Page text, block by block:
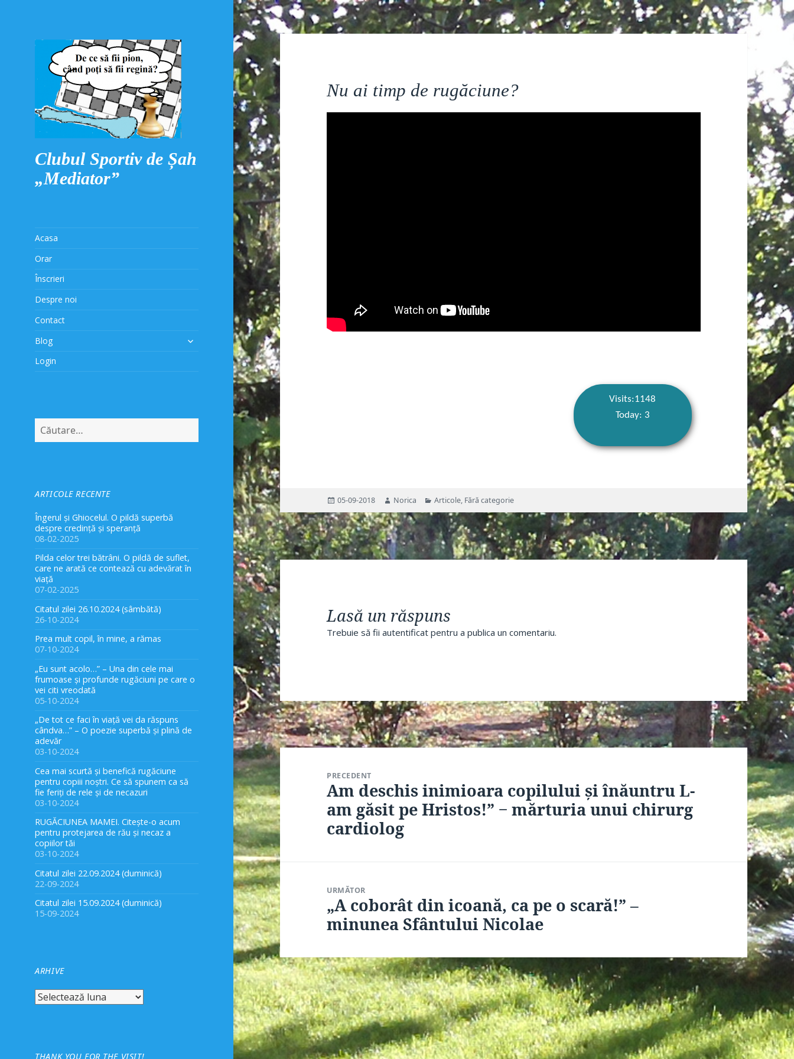
Clubul Sportiv de Șah
„Mediator”
Acasa
Orar
Înscrieri
Despre noi
Contact
Blog
extinde
Login
după:
ARTICOLE RECENTE
Îngerul și Ghiocelul. O pildă superbă
despre credință și speranță
08-02-2025
Pilda celor trei bătrâni. O pildă de suflet,
care ne arată ce contează cu adevărat în
viață
07-02-2025
Citatul zilei 26.10.2024 (sâmbătă)
26-10-2024
Prea mult copil, în mine, a rămas
07-10-2024
„Eu sunt acolo…” – Una din cele mai
frumoase și profunde rugăciuni pe care o
vei citi vreodată
05-10-2024
„De tot ce faci în viață vei da răspuns
cândva…” – O poezie superbă și plină de
adevăr
03-10-2024
Cea mai scurtă și benefică rugăciune
pentru copiii noștri. Ce să spunem ca să
fie feriți de rele și de necazuri
03-10-2024
RUGĂCIUNEA MAMEI. Citește-o acum
pentru protejarea de rău și necaz a
copiilor tăi
03-10-2024
Citatul zilei 22.09.2024 (duminică)
22-09-2024
Citatul zilei 15.09.2024 (duminică)
15-09-2024
ARHIVE
Arhive
THANK YOU FOR THE VISIT!
Nu ai timp de rugăciune?
Visits:1148
Today: 3
Publicat
pe
05-09-2018 Autor
Norica Categorii
Articole, Fără categorie
Lasă un răspuns
Trebuie să fiiautentificat pentru a publica un comentariu.
Navigare
în
PRECEDENT
Articolul
Am deschis inimioara copilului și înăuntru L-
am găsit pe Hristos!” ‒ mărturia unui chirurg
cardiolog
URMĂTOR
Articolul
următor:
„A coborât din icoană, ca pe o scară!” –
minunea Sfântului Nicolae